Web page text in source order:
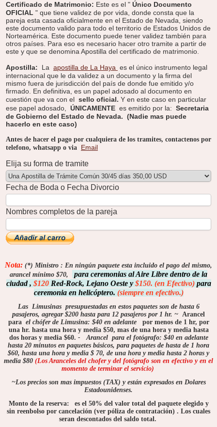
Certificado de Matrimonio: Este es el " Único Documento
OFICIAL " que tiene validez de por vida, donde consta que la
pareja esta casada oficialmente en el Estado de Nevada, siendo
este documento valido para todo el territorio de Estados Unidos de
Norteamérica. Este documento puede tener validez también para
otros países. Para eso es necesario hacer otro tramite a partir de
este y que se denomina Apostilla del certificado de matrimonio.
Apostilla: La apostilla de La Haya es el único instrumento legal
internacional que le da validez a un documento y la firma del
mismo fuera de jurisdicción del país de donde fue emitido y/o
firmado. En definitiva, es un papel adosado al documento en
cuestión que va con el sello oficial. Y en este caso en particular
ese papel adosado, ÚNICAMENTE es emitido por la: Secretaria
de Gobierno del Estado de Nevada. (Nadie mas puede
hacerlo en este caso)
Antes de hacer el pago por cualquiera de los tramites, contactenos por
telefono, whatsapp o via Email
Elija su forma de tramite
Fecha de Boda o Fecha Divorcio
Nombres completos de la pareja
Nota: (*) Ministro : En ningún paquete esta incluido el pago del mismo,
arancel mínimo $70,
para ceremonias al Aire Libre dentro de la
ciudad , $120Red-Rock, Lejano Oeste y $150. (en Efectivo) para
ceremonia en helicóptero. (siempre en efectivo.)
Las Limusinas presupuestadas en estos paquetes son de hasta 6
pasajeros, agregar $200 hasta para 12 pasajeros por 1 hr. ~ Arancel
para el chófer de Limusina: $40 en adelantepor menos de 1 hr, por
una hr. hasta una hora y media $50, mas de una hora y media hasta
dos horas y media $60. - Arancel para el fotógrafo: $40 en adelante
hasta 20 minutos en paquetes básicos, para paquetes de hasta de 1 hora
$60, hasta una hora y media $ 70, de una hora y media hasta 2 horas y
media $80 (Los Aranceles del chofer y del fotógrafo son en efectivo y en el
momento de terminar el servicio)
~Los precios son mas impuestos (TAX) y están expresados en Dolares
Estadounidenses.
Monto de la reserva:
es el 50% del valor total del paquete elegido y
sin reenbolso por cancelación (ver póliza de contratación) . Los cuales
seran descontados del saldo total.